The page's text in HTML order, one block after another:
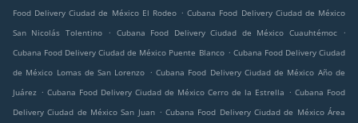
Food Delivery Ciudad de México El Rodeo . Cubana Food Delivery Ciudad de México
San Nicolás Tolentino
. Cubana Food Delivery Ciudad de México Cuauhtémoc
.
Cubana Food Delivery Ciudad de México Puente Blanco . Cubana Food Delivery Ciudad
de México Lomas de San Lorenzo . Cubana Food Delivery Ciudad de México Año de
Juárez . Cubana Food Delivery Ciudad de México Cerro de la Estrella . Cubana Food
Delivery Ciudad de México San Juan . Cubana Food Delivery Ciudad de México Área